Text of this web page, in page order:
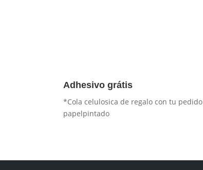
Adhesivo grátis
*Cola celulosica de regalo con tu
papelpintado